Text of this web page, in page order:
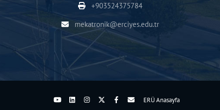
+903524375784
mekatronik@erciyes.edu.tr
ERÜ Anasayfa